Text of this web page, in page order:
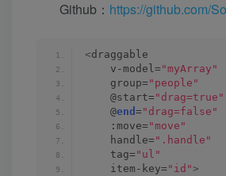
Github： https://github.com/
<draggable
    v-model=
"myArray"
    group=
"people"
    @start=
"drag=true"
    @
end = "drag=false"
    :move=
"move"
    handle=
".handle"
    tag=
"ul"
    item-key=
"id">